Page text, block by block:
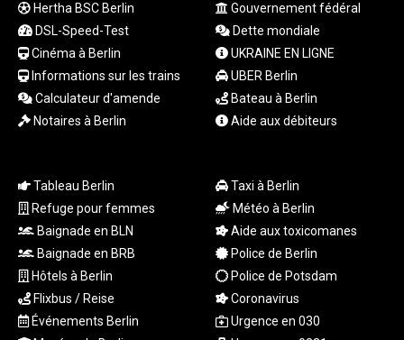
KES 149.158147
KGS 101.104505
KHR
4681.941823
KMF 492.514185
KRW
KZT 540.233287
LAK
26025.676609
LBP
103223.017367
LKR 386.635196
LRD 208.057415
LSL 18.726567
Hertha BSC Berlin
DSL-Speed-Test
Cinéma à Berlin
Informations sur les trains
Calculateur d'amende
Notaires à Berlin
Gouvernement fédéral
Dette mondiale
UKRAINE EN LIGNE
UBER Berlin
Bateau à Berlin
Aide aux débiteurs
Tableau Berlin
Refuge pour femmes
Baignade en BLN
Baignade en BRB
Hôtels à Berlin
Flixbus / Reise
Événements Berlin
Taxi à Berlin
Météo à Berlin
Aide aux toxicomanes
Police de Berlin
Police de Potsdam
Coronavirus
Urgence en 030